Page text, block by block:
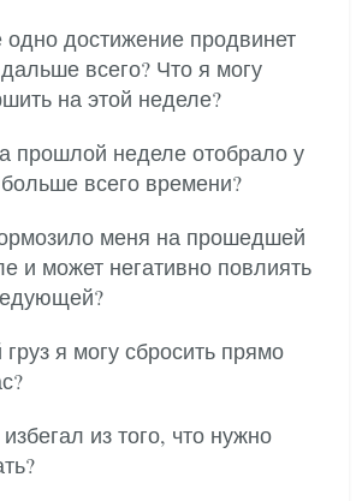
одно достижение продвинет
всего? Что я могу
на этой неделе?
прошлой неделе отобрало у
всего времени?
меня на прошедшей
и может негативно повлиять
груз я могу сбросить прямо
из того, что нужно